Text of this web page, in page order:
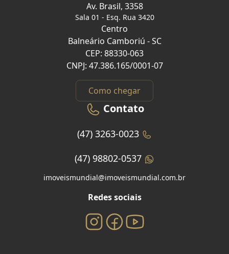
Av. Brasil, 3358
Sala 01 - Esq. Rua 3420
Centro
Balneário Camboriú - SC
CEP: 88330-063
CNPJ: 47.386.165/0001-07
Como chegar
Contato
(47) 3263-0023
(47) 98802-0537
imoveismundial@imoveismundial.com.br
Redes sociais